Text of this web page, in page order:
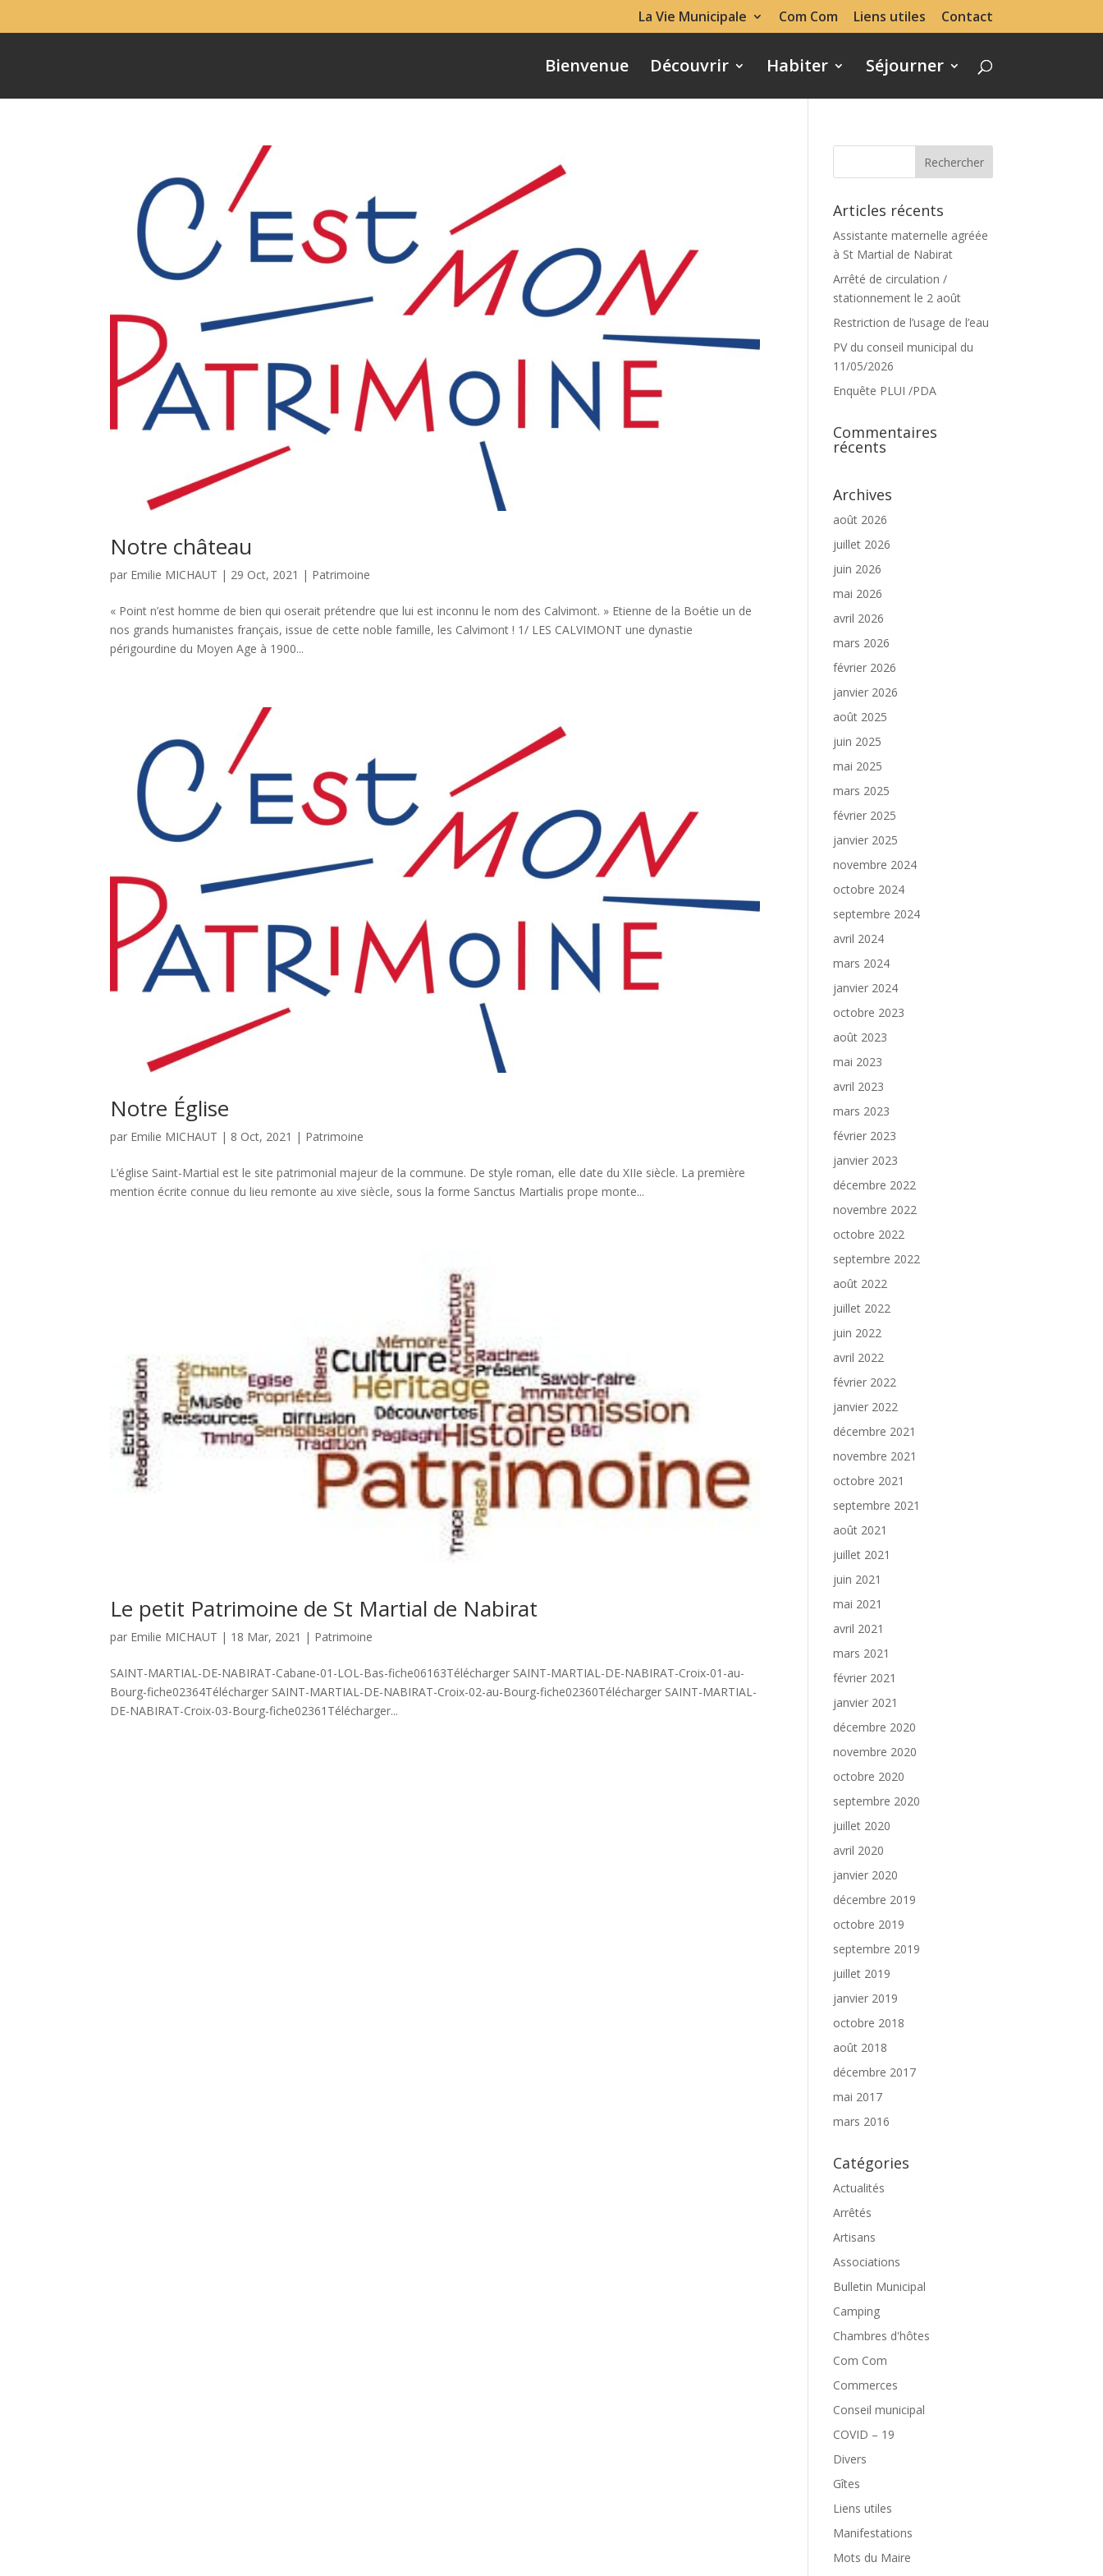
La Vie Municipale Com Com Liens utiles Contact
Bienvenue Découvrir Habiter Séjourner
Notre château
par Emilie MICHAUT | 29 Oct, 2021 | Patrimoine
« Point n’est homme de bien qui oserait prétendre que lui est inconnu le nom des Calvimont. » Etienne de la Boétie un de
nos grands humanistes français, issue de cette noble famille, les Calvimont ! 1/ LES CALVIMONT une dynastie
périgourdine du Moyen Age à 1900...
Notre Église
par Emilie MICHAUT | 8 Oct, 2021 | Patrimoine
L’église Saint-Martial est le site patrimonial majeur de la commune. De style roman, elle date du XIIe siècle. La première
mention écrite connue du lieu remonte au xive siècle, sous la forme Sanctus Martialis prope monte...
Le petit Patrimoine de St Martial de Nabirat
par Emilie MICHAUT | 18 Mar, 2021 | Patrimoine
SAINT-MARTIAL-DE-NABIRAT-Cabane-01-LOL-Bas-fiche06163Télécharger SAINT-MARTIAL-DE-NABIRAT-Croix-01-au-
Bourg-fiche02364Télécharger SAINT-MARTIAL-DE-NABIRAT-Croix-02-au-Bourg-fiche02360Télécharger SAINT-MARTIAL-
DE-NABIRAT-Croix-03-Bourg-fiche02361Télécharger...
Articles récents
Assistante maternelle agréée
à St Martial de Nabirat
Arrêté de circulation /
stationnement le 2 août
Restriction de l’usage de l’eau
PV du conseil municipal du
11/05/2026
Enquête PLUI /PDA
Commentaires
récents
Archives
août 2026
juillet 2026
juin 2026
mai 2026
avril 2026
mars 2026
février 2026
janvier 2026
août 2025
juin 2025
mai 2025
mars 2025
février 2025
janvier 2025
novembre 2024
octobre 2024
septembre 2024
avril 2024
mars 2024
janvier 2024
octobre 2023
août 2023
mai 2023
avril 2023
mars 2023
février 2023
janvier 2023
décembre 2022
novembre 2022
octobre 2022
septembre 2022
août 2022
juillet 2022
juin 2022
avril 2022
février 2022
janvier 2022
décembre 2021
novembre 2021
octobre 2021
septembre 2021
août 2021
juillet 2021
juin 2021
mai 2021
avril 2021
mars 2021
février 2021
janvier 2021
décembre 2020
novembre 2020
octobre 2020
septembre 2020
juillet 2020
avril 2020
janvier 2020
décembre 2019
octobre 2019
septembre 2019
juillet 2019
janvier 2019
octobre 2018
août 2018
décembre 2017
mai 2017
mars 2016
Catégories
Actualités
Arrêtés
Artisans
Associations
Bulletin Municipal
Camping
Chambres d'hôtes
Com Com
Commerces
Conseil municipal
COVID – 19
Divers
Gîtes
Liens utiles
Manifestations
Mots du Maire